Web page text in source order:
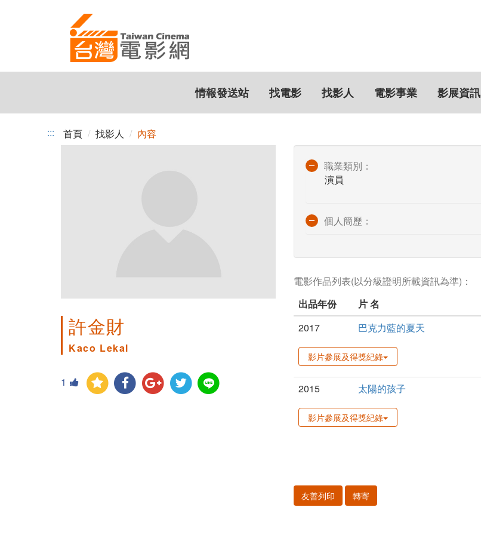
情報發送站 找電影 找影人 電影事業 影展資訊
::: 首頁 找影人 內容
許金財
Kaco Lekal
1
職業類別：
演員
個人簡歷：
電影作品列表(以分級證明所載資訊為準)：
出品年份
片 名
2017
巴克力藍的夏天
影片參展及得獎紀錄
2015 太陽的孩子
影片參展及得獎紀錄
友善列印 轉寄